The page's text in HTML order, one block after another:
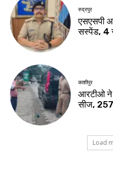
रुद्रपुर
एसएसपी
सस्पेंड, 4
काशीपुर
आरटीओ ने
सीज, 257
Load